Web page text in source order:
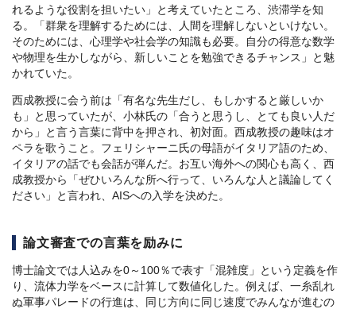
れるような役割を担いたい」と考えていたところ、渋滞学を知
る。「群衆を理解するためには、人間を理解しないといけない。
そのためには、心理学や社会学の知識も必要。自分の得意な数学
や物理を生かしながら、新しいことを勉強できるチャンス」と魅
かれていた。
西成教授に会う前は「有名な先生だし、もしかすると厳しいか
も」と思っていたが、小林氏の「合うと思うし、とても良い人だ
から」と言う言葉に背中を押され、初対面。西成教授の趣味はオ
ペラを歌うこと。フェリシャーニ氏の母語がイタリア語のため、
イタリアの話でも会話が弾んだ。お互い海外への関心も高く、西
成教授から「ぜひいろんな所へ行って、いろんな人と議論してく
ださい」と言われ、AISへの入学を決めた。
論文審査での言葉を励みに
博士論文では人込みを0～100％で表す「混雑度」という定義を作
り、流体力学をベースに計算して数値化した。例えば、一糸乱れ
ぬ軍事パレードの行進は、同じ方向に同じ速度でみんなが進むの